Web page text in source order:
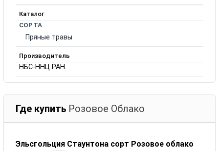
Каталог
СОРТА
Пряные травы
Производитель
НБС-ННЦ РАН
Где купить Розовое Облако
Эльсгольция Стаунтона сорт Розовое облако